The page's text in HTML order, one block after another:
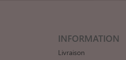
INFORMATION
Livraison